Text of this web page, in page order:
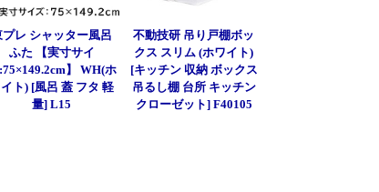
プレ シャッター風呂
ふた 【実寸サイ
】 WH(ホ
ト) [風呂 蓋 フタ 軽
量] L15
不動技研 吊り戸棚ボッ
クス スリム (ホワイト)
[キッチン 収納 ボックス
吊るし棚 台所 キッチン
クローゼット] F40105